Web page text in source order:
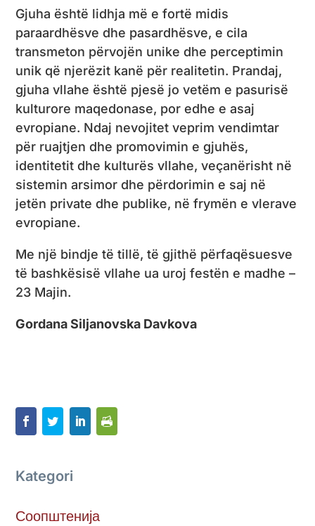
Gjuha është lidhja më e fortë midis
paraardhësve dhe pasardhësve, e cila
transmeton përvojën unike dhe perceptimin
unik që njerëzit kanë për realitetin. Prandaj,
gjuha vllahe është pjesë jo vetëm e pasurisë
kulturore maqedonase, por edhe e asaj
evropiane. Ndaj nevojitet veprim vendimtar
për ruajtjen dhe promovimin e gjuhës,
identitetit dhe kulturës vllahe, veçanërisht në
sistemin arsimor dhe përdorimin e saj në
jetën private dhe publike, në frymën e vlerave
evropiane.
Me një bindje të tillë, të gjithë përfaqësuesve
të bashkësisë vllahe ua uroj festën e madhe –
23 Majin.
Gordana Siljanovska Davkova
Kategori
Соопштенија